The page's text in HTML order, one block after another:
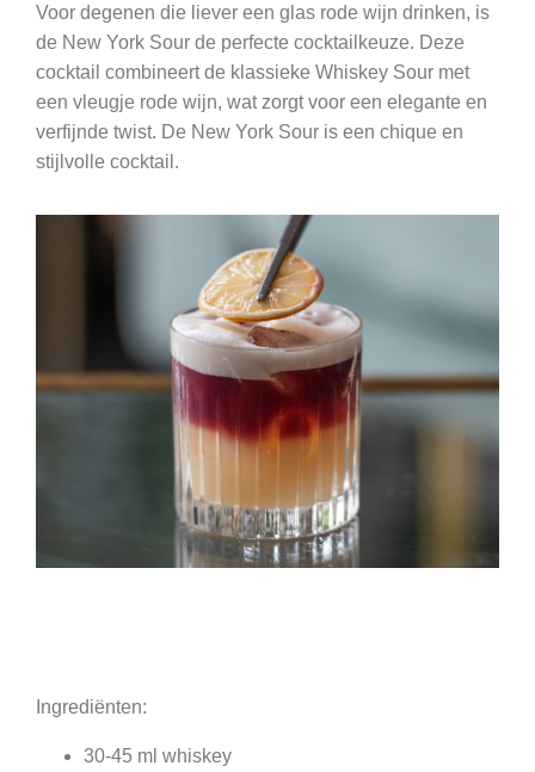
Voor degenen die liever een glas rode wijn drinken, is
de New York Sour de perfecte cocktailkeuze. Deze
cocktail combineert de klassieke Whiskey Sour met
een vleugje rode wijn, wat zorgt voor een elegante en
verfijnde twist. De New York Sour is een chique en
stijlvolle cocktail.
Ingrediënten:
30-45 ml whiskey